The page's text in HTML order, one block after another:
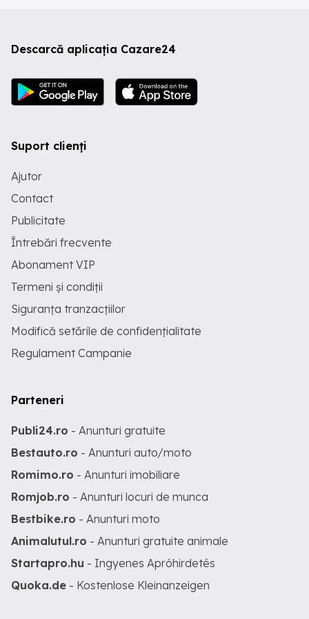
Descarcă aplicația Cazare24
Suport clienți
Ajutor
Contact
Publicitate
Întrebări frecvente
Abonament VIP
Termeni și condiții
Siguranța tranzacțiilor
Modifică setările de confidențialitate
Regulament Campanie
Parteneri
Publi24.ro - Anunturi gratuite
Bestauto.ro - Anunturi auto/moto
Romimo.ro - Anunturi imobiliare
Romjob.ro - Anunturi locuri de munca
Bestbike.ro - Anunturi moto
Animalutul.ro - Anunturi gratuite animale
Startapro.hu - Ingyenes Apróhirdetés
Quoka.de - Kostenlose Kleinanzeigen